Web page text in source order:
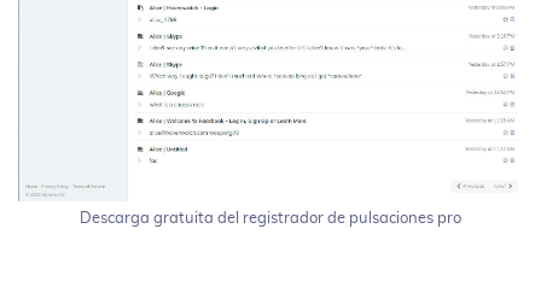
Descarga gratuita del registrador de pulsaciones pro